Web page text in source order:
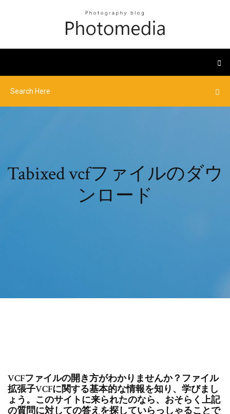
Tabixed vcfファイルのダウ
ンロード
VCFファイルの開き方がわかりませんか？ファイル
拡張子VCFに関する基本的な情報を知り、学びまし
ょう。このサイトに来られたのなら、おそらく上記
の質問に対しての答えを探していらっしゃることで